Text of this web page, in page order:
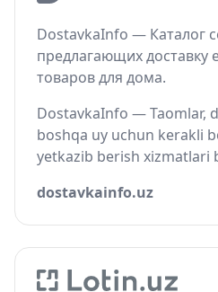
DostavkaInfo — Каталог
предлагающих доставку
товаров для дома.
DostavkaInfo — Taomlar,
boshqa uy uchun kerakli
yetkazib berish xizmatlari
dostavkainfo.uz